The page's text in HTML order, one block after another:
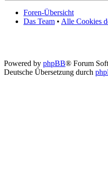
Foren-Übersicht
Das Team • Alle Cookies
Powered by phpBB® Forum
Deutsche Übersetzung durch